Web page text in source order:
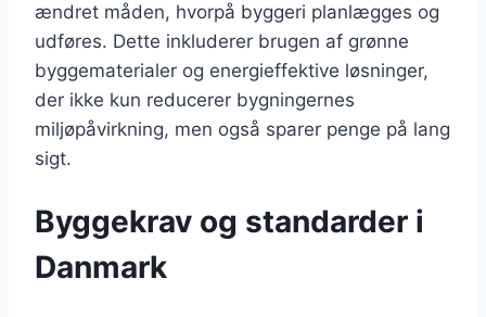
ændret måden, hvorpå byggeri planlægges og
udføres. Dette inkluderer brugen af grønne
byggematerialer og energieffektive løsninger,
der ikke kun reducerer bygningernes
miljøpåvirkning, men også sparer penge på lang
sigt.
Byggekrav og standarder i
Danmark